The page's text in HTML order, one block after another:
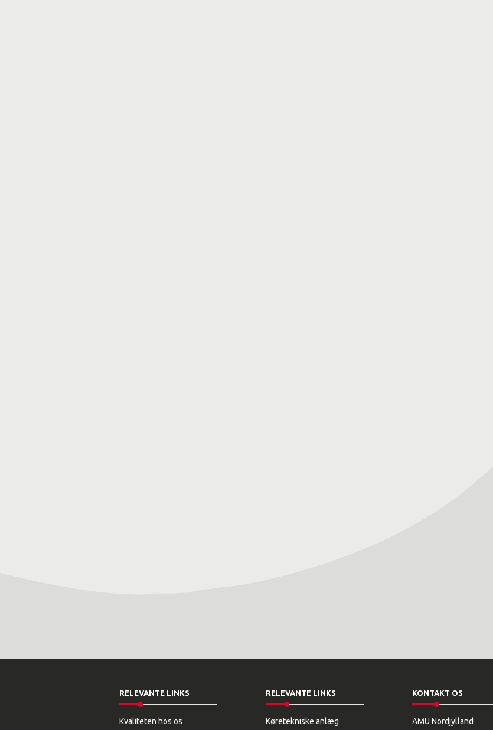
RELEVANTE LINKS
Kvaliteten hos os
RELEVANTE LINKS
Køretekniske anlæg
KONTAKT OS
AMU Nordjylland